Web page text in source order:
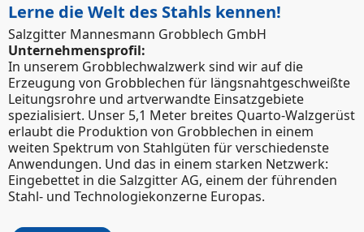
Lerne die Welt des Stahls kennen!
Salzgitter Mannesmann Grobblech GmbH
Unternehmensprofil:
In unserem Grobblechwalzwerk sind wir auf die
Erzeugung von Grobblechen für längsnahtgeschweißte
Leitungsrohre und artverwandte Einsatzgebiete
spezialisiert. Unser 5,1 Meter breites Quarto-Walzgerüst
erlaubt die Produktion von Grobblechen in einem
weiten Spektrum von Stahlgüten für verschiedenste
Anwendungen. Und das in einem starken Netzwerk:
Eingebettet in die Salzgitter AG, einem der führenden
Stahl- und Technologiekonzerne Europas.